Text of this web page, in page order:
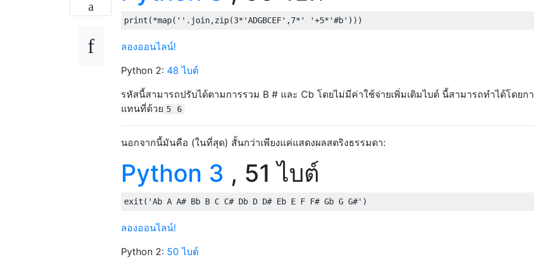
4822            MVII    #@@chr,   R5
4826            MVII    #$12,     R0    ; R0 = bitmask = $12
4828            SWAP    R0,       2     ; extend it to $1212
4829  @@loop    MVI@    R5,       R1    ; R1 = next symbol
482A            MVII    #('A'-32)*8, R2 ; R2 = 'A' character
482C  @@note    SARC    R0              ; right shift the bitmask
482D            BC      @@next          ; skip this note if the carry is set
482F            MVO@    R2,       R4    ; append the note
4830            MVO@    R1,       R4    ; append the symbol
4831            MVO@    R3,       R4    ; append a space
4834            CMPI    #('H'-32)*8, R2 ; is it now a 'H'?
print (*map( '' . join,zip(3* 'ADGBCEF' ,7* ' '+5* '#b' )))
ลองออนไลน์!
Python 2: 48 ไบต์
รหัสนี้สามารถปรับได้ตามการรวม B # และ Cb โดยไม่มีค่าใช้จ่ายเพิ่มเติมไบต์ นี้สามารถทำได้โดยก
แทนที่ด้วย 5 6
นอกจากนี้มันคือ (ในที่สุด) สั้นกว่าเพียงแค่แสดงผลสตริงธรรมดา:
Python 3 , 51 ไบต์
exit ( 'Ab A A# Bb B C C# Db D D# Eb E F F# Gb G G#' )
ลองออนไลน์!
Python 2: 50 ไบต์